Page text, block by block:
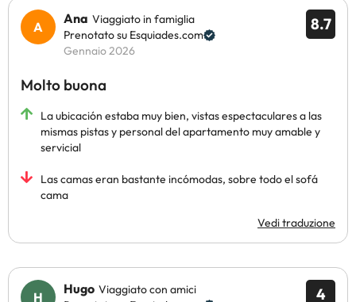
8.7
Ana Viaggiato in famiglia
Prenotato su Esquiades.com
Gennaio 2026
Molto buona
La ubicación estaba muy bien, vistas espectaculares a las
mismas pistas y personal del apartamento muy amable y
servicial
Las camas eran bastante incómodas, sobre todo el sofá
cama
Vedi traduzione
4
Hugo Viaggiato con amici